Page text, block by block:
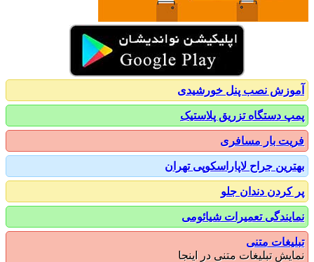
نصب پنل خورشیدی
دستگاه تزریق پلاستیک
بار مسافری
جراح لاپاراسکوپی تهران
دندان جلو
تعمیرات شیائومی
متنی
تبلیغات متنی در اینجا